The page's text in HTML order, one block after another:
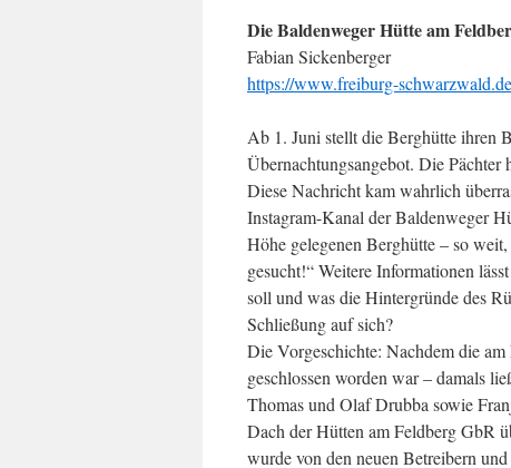
Die Baldenweger Hütte am
Fabian Sickenberger
https://www.freiburg-
Ab 1. Juni stellt die Berghütte ihren
Übernachtungsangebot. Die Pächter
Diese Nachricht kam wahrlich
Instagram-Kanal der Baldenweger
Höhe gelegenen Berghütte – so
gesucht!“ Weitere Informationen
soll und was die Hintergründe des
Schließung auf sich?
Die Vorgeschichte: Nachdem die
geschlossen worden war – damals
Thomas und Olaf Drubba sowie
Dach der Hütten am Feldberg GbR
wurde von den neuen Betreibern